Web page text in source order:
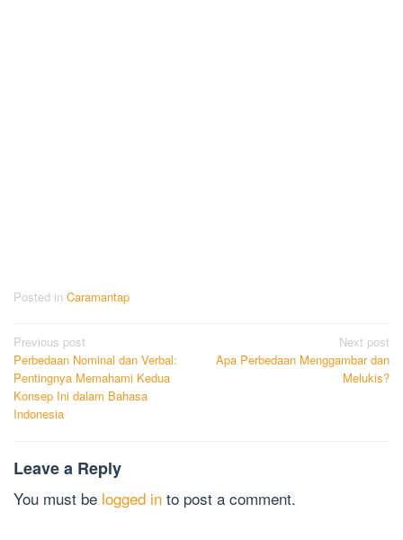
Posted in Caramantap
Post
navigation
Previous post
Perbedaan Nominal dan Verbal:
Pentingnya Memahami Kedua
Konsep Ini dalam Bahasa
Indonesia
Next post
Apa Perbedaan Menggambar dan
Melukis?
Leave a Reply
You must be logged in to post a comment.